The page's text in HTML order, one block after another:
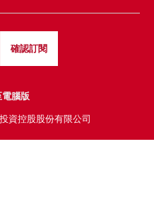
確認訂閱
腦版
資控股股份有限公司